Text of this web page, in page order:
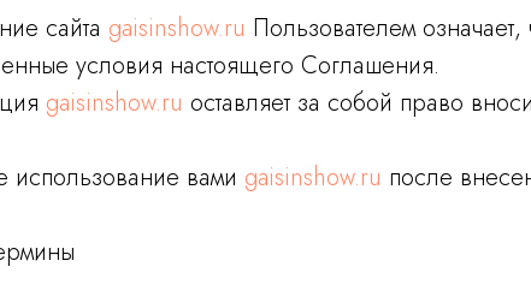
сайта gaisinshow.ru Пользователем
условия настоящего Соглашения.
gaisinshow.ru оставляет за собой право
вами gaisinshow.ru после